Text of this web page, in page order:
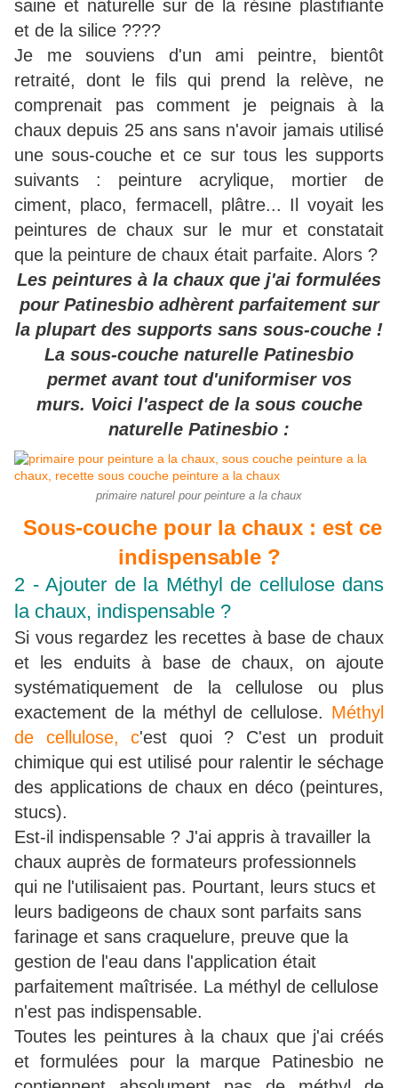
saine et naturelle sur de la résine plastifiante
et de la silice ????
Je me souviens d'un ami peintre, bientôt
retraité, dont le fils qui prend la relève, ne
comprenait pas comment je peignais à la
chaux depuis 25 ans sans n'avoir jamais utilisé
une sous-couche et ce sur tous les supports
suivants : peinture acrylique, mortier de
ciment, placo, fermacell, plâtre... Il voyait les
peintures de chaux sur le mur et constatait
que la peinture de chaux était parfaite. Alors ?
Les peintures à la chaux que j'ai formulées
pour Patinesbio adhèrent parfaitement sur
la plupart des supports sans sous-couche !
La sous-couche naturelle Patinesbio
permet avant tout d'uniformiser vos
murs. Voici l'aspect de la sous couche
naturelle Patinesbio :
primaire naturel pour peinture a la chaux
Sous-couche pour la chaux : est ce
indispensable ?
2 - Ajouter de la Méthyl de cellulose dans
la chaux, indispensable ?
Si vous regardez les recettes à base de chaux
et les enduits à base de chaux, on ajoute
systématiquement de la cellulose ou plus
exactement de la méthyl de cellulose. Méthyl
de cellulose, c'est quoi ? C'est un produit
chimique qui est utilisé pour ralentir le séchage
des applications de chaux en déco (peintures,
stucs).
Est-il indispensable ? J'ai appris à travailler la
chaux auprès de formateurs professionnels
qui ne l'utilisaient pas. Pourtant, leurs stucs et
leurs badigeons de chaux sont parfaits sans
farinage et sans craquelure, preuve que la
gestion de l'eau dans l'application était
parfaitement maîtrisée. La méthyl de cellulose
n'est pas indispensable.
Toutes les peintures à la chaux que j'ai créés
et formulées pour la marque Patinesbio ne